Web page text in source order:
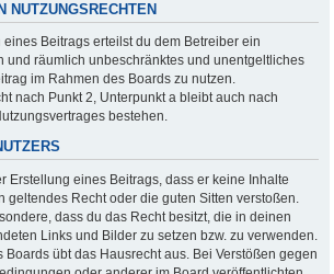
NUTZUNGSRECHTEN
eines Beitrags erteilst du dem Betreiber ein
und räumlich unbeschränktes und unentgeltliches
im Rahmen des Boards zu nutzen.
nach Punkt 2, Unterpunkt a bleibt auch nach
bestehen.
Erstellung eines Beitrags, dass er keine Inhalte
geltendes Recht oder die guten Sitten verstoßen.
dass du das Recht besitzt, die in deinen
Links und Bilder zu setzen bzw. zu verwenden.
Boards übt das Hausrecht aus. Bei Verstößen gegen